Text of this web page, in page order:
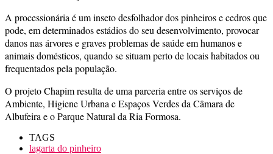
A processionária é um inseto desfolhador dos pinheiros e cedros que
pode, em determinados estádios do seu desenvolvimento, provocar
danos nas árvores e graves problemas de saúde em humanos e
animais domésticos, quando se situam perto de locais habitados ou
frequentados pela população.
O projeto Chapim resulta de uma parceria entre os serviços de
Ambiente, Higiene Urbana e Espaços Verdes da Câmara de
Albufeira e o Parque Natural da Ria Formosa.
TAGS
lagarta do pinheiro